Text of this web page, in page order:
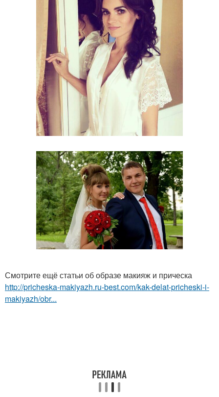
Смотрите ещё статьи об образе макияж и прическа
http://pricheska-makiyazh.ru-best.com/kak-delat-pricheski-i-
makiyazh/obr...